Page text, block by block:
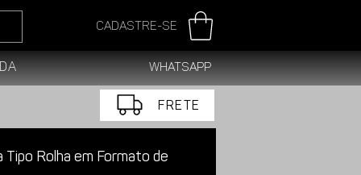
Cadastre-se
WhatsApp
FRETE
Tipo Rolha em Formato de